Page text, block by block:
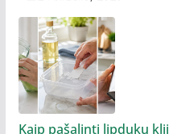
Kaip pašalinti lipdukų